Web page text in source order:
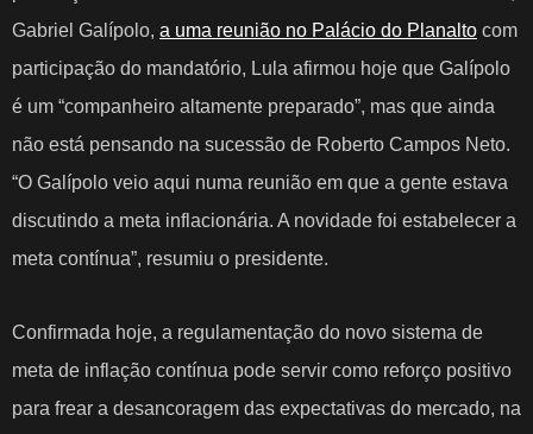
Gabriel Galípolo, a uma reunião no Palácio do Planalto com
participação do mandatório, Lula afirmou hoje que Galípolo
é um “companheiro altamente preparado”, mas que ainda
não está pensando na sucessão de Roberto Campos Neto.
“O Galípolo veio aqui numa reunião em que a gente estava
discutindo a meta inflacionária. A novidade foi estabelecer a
meta contínua”, resumiu o presidente.
Confirmada hoje, a regulamentação do novo sistema de
meta de inflação contínua pode servir como reforço positivo
para frear a desancoragem das expectativas do mercado, na